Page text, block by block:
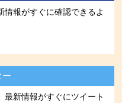
情報がすぐに確認できるよ
ー
最新情報がすぐにツイート